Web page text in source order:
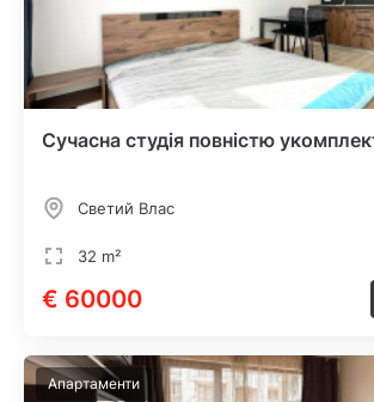
Сучасна студія повністю
Светий Влас
32 m²
€ 60000
Апартаменти